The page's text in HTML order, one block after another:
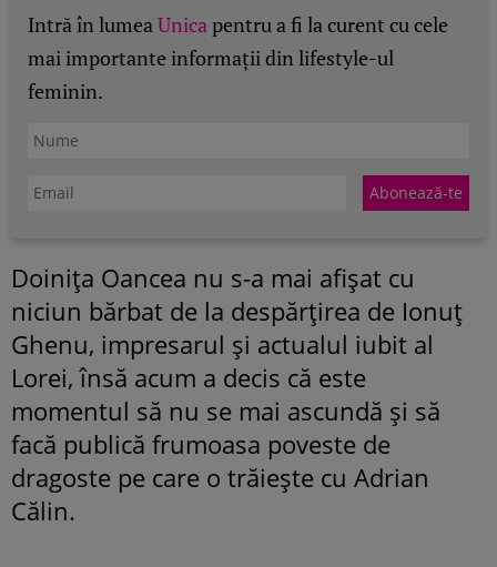
Intră în lumeaUnicapentru a fi la curent cu cele
mai importante informații din lifestyle-ul
feminin.
Doinița Oancea nu s-a mai afișat cu
niciun bărbat de la despărțirea de Ionuț
Ghenu, impresarul și actualul iubit al
Lorei, însă acum a decis că este
momentul să nu se mai ascundă și să
facă publică frumoasa poveste de
dragoste pe care o trăiește cu Adrian
Călin.